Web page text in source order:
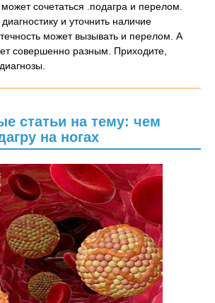
сочетаться .подагра и перелом.
и уточнить наличие
может вызывать и перелом. А
совершенно разным. Приходите,
статьи на тему: чем
на ногах